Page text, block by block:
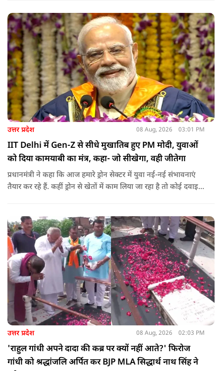
पात, क्षेत्र व प्रांत की सीमाओं से ऊपर उठकर उनकी हर श्वांस शिव के नाम
है.
उत्तर प्रदेश 08 Aug, 2026 03:01 PM
IIT Delhi में Gen-Z से सीधे मुखातिब हुए PM मोदी, युवाओं
को दिया कामयाबी का मंत्र, कहा- जो सीखेगा, वही जीतेगा
प्रधानमंत्री ने कहा कि आज हमारे ड्रोन सेक्टर में युवा नई-नई संभावनाएं
तैयार कर रहे हैं. कहीं ड्रोन से खेतों में काम लिया जा रहा है तो कोई दवाइयां
उत्तर प्रदेश 08 Aug, 2026 02:03 PM
'राहुल गांधी अपने दादा की कब्र पर क्यों नहीं आते?' फिरोज
गांधी को श्रद्धांजलि अर्पित कर BJP MLA सिद्धार्थ नाथ सिंह ने